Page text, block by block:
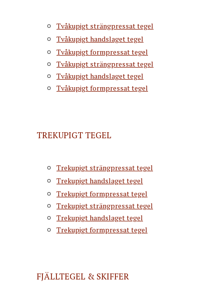
Tvåkupigt strängpressat tegel
Tvåkupigt handslaget tegel
Tvåkupigt formpressat tegel
Tvåkupigt strängpressat tegel
Tvåkupigt handslaget tegel
Tvåkupigt formpressat tegel
TREKUPIGT TEGEL
Trekupigt strängpressat tegel
Trekupigt handslaget tegel
Trekupigt formpressat tegel
Trekupigt strängpressat tegel
Trekupigt handslaget tegel
Trekupigt formpressat tegel
FJÄLLTEGEL & SKIFFER